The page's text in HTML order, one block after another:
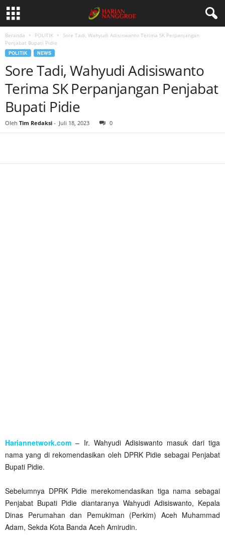
Beranda POLITIK
Sore Tadi, Wahyudi Adisiswanto Terima SK Perpanjangan
Penjabat Bupati Pidie
POLITIK NEWS
Sore Tadi, Wahyudi Adisiswanto
Terima SK Perpanjangan Penjabat
Bupati Pidie
Oleh Tim Redaksi - Juli 18, 2023 0
Hariannetwork.com – Ir. Wahyudi Adisiswanto masuk dari tiga
nama yang di rekomendasikan oleh DPRK Pidie sebagai Penjabat
Bupati Pidie.
Sebelumnya DPRK Pidie merekomendasikan tiga nama sebagai
Penjabat Bupati Pidie diantaranya Wahyudi Adisiswanto, Kepala
Dinas Perumahan dan Pemukiman (Perkim) Aceh Muhammad
Adam, Sekda Kota Banda Aceh Amirudin.